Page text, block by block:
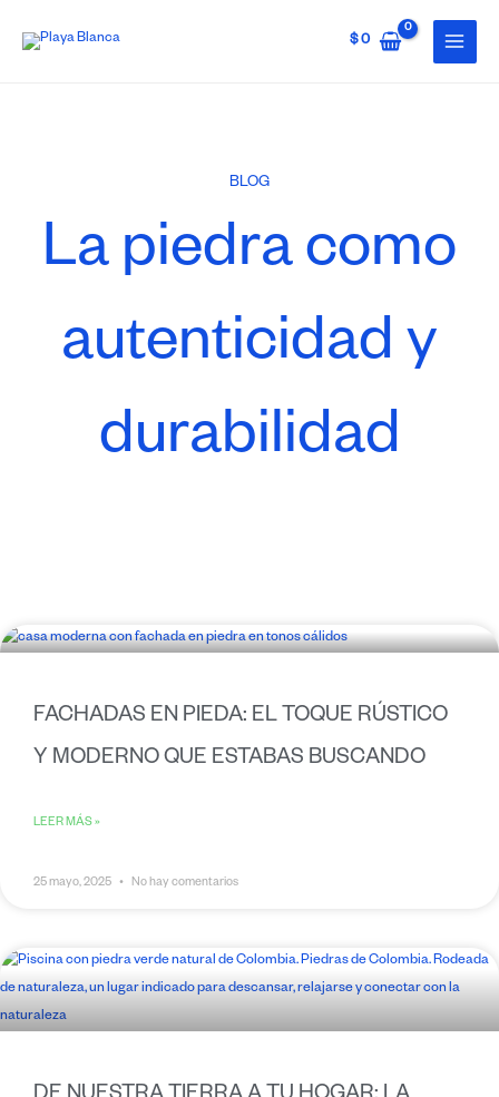
$0
BLOG
La piedra como
autenticidad y
durabilidad
FACHADAS EN PIEDA: EL TOQUE RÚSTICO
Y MODERNO QUE ESTABAS BUSCANDO
LEER MÁS »
25 mayo, 2025 No hay comentarios
PagePage